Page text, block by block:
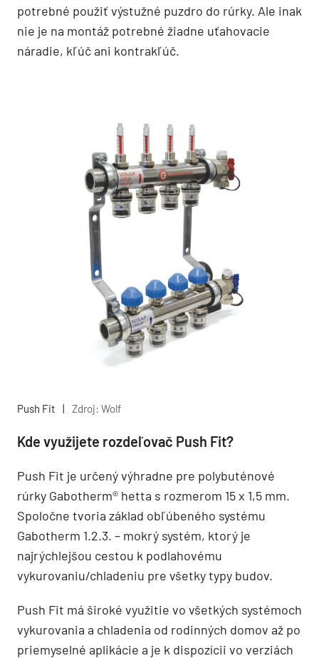
potrebné použiť výstužné puzdro do rúrky. Ale inak
nie je na montáž potrebné žiadne uťahovacie
náradie, kľúč ani kontrakľúč.
Push Fit | Zdroj: Wolf
Kde využijete rozdeľovač Push Fit?
Push Fit je určený výhradne pre polybuténové
rúrky Gabotherm® hetta s rozmerom 15 x 1,5 mm.
Spoločne tvoria základ obľúbeného systému
Gabotherm 1.2.3. – mokrý systém, ktorý je
najrýchlejšou cestou k podlahovému
vykurovaniu/chladeniu pre všetky typy budov.
Push Fit má široké využitie vo všetkých systémoch
vykurovania a chladenia od rodinných domov až po
priemyselné aplikácie a je k dispozícii vo verziách